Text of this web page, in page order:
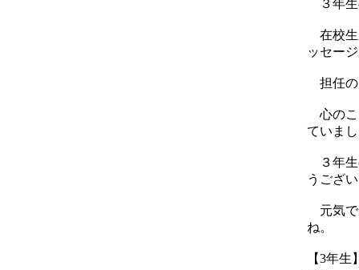
３年生
在校生
ッセー
担任の
心のこ
ていま
３年生
うござ
元気で
ね。
【3年生